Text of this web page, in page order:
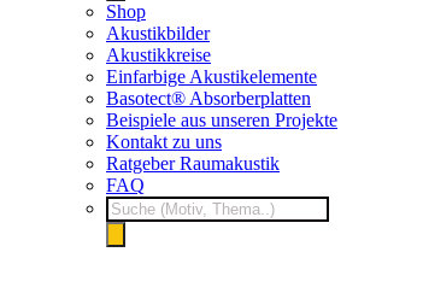
Shop
Akustikbilder
Akustikkreise
Einfarbige Akustikelemente
Basotect® Absorberplatten
Beispiele aus unseren Projekte
Kontakt zu uns
Ratgeber Raumakustik
FAQ
Products
search